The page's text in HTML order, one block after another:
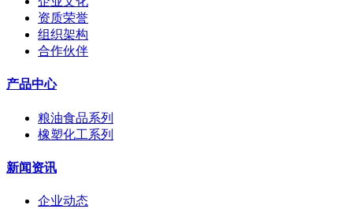
资质荣誉
组织架构
合作伙伴
产品中心
粮油食品系列
橡塑化工系列
新闻资讯
企业动态